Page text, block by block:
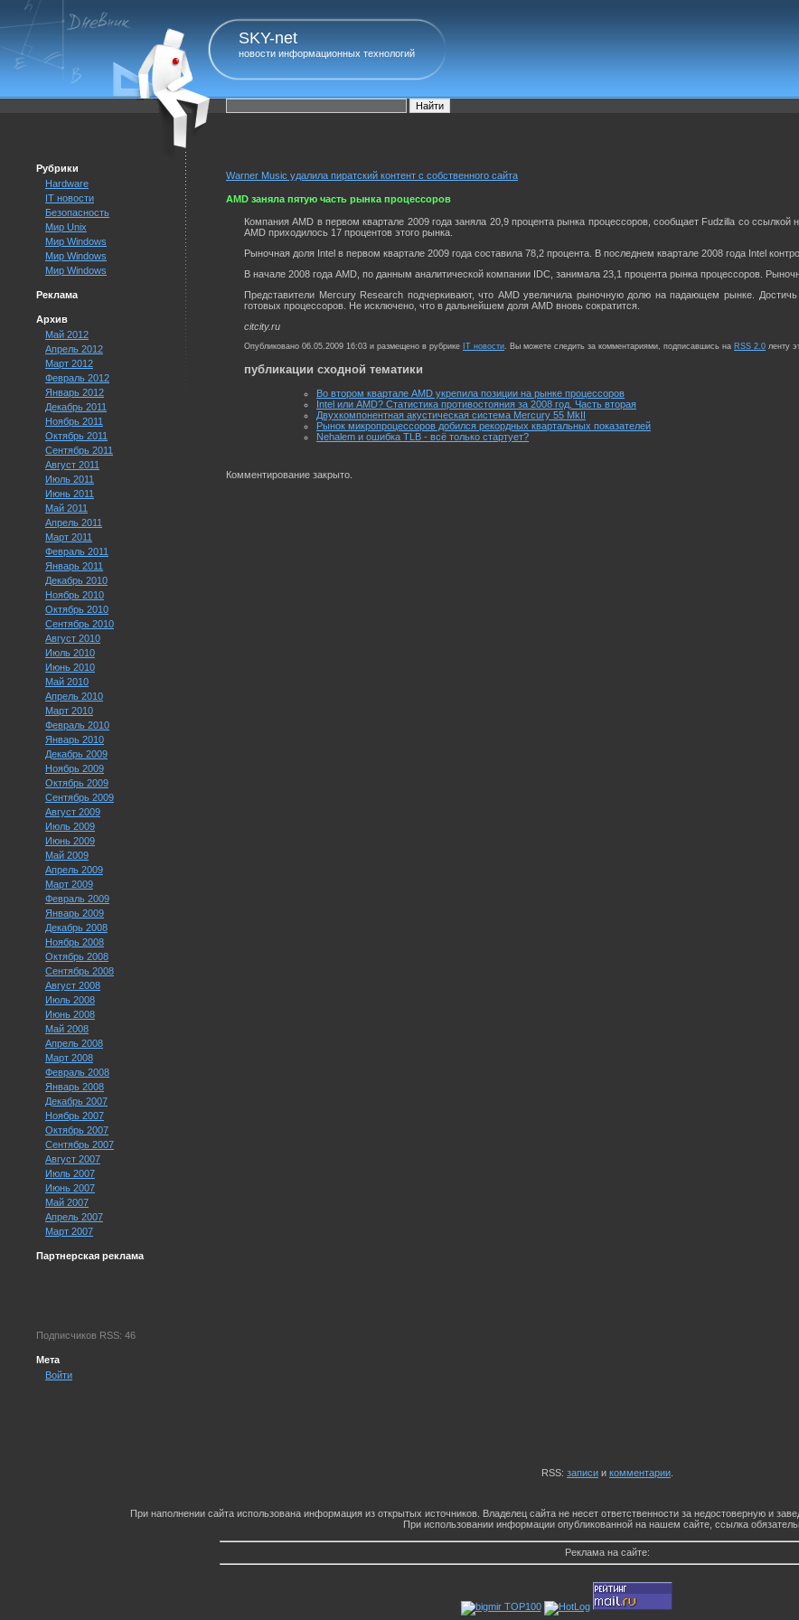
SKY-net
новости информационных технологий
Рубрики
Hardware
IT новости
Безопасность
Мир Unix
Мир Windows
Мир Windows
Мир Windows
Реклама
Архив
Май 2012
Апрель 2012
Март 2012
Февраль 2012
Январь 2012
Декабрь 2011
Ноябрь 2011
Октябрь 2011
Сентябрь 2011
Август 2011
Июль 2011
Июнь 2011
Май 2011
Апрель 2011
Март 2011
Февраль 2011
Январь 2011
Декабрь 2010
Ноябрь 2010
Октябрь 2010
Сентябрь 2010
Август 2010
Июль 2010
Июнь 2010
Май 2010
Апрель 2010
Март 2010
Февраль 2010
Январь 2010
Декабрь 2009
Ноябрь 2009
Октябрь 2009
Сентябрь 2009
Август 2009
Июль 2009
Июнь 2009
Май 2009
Апрель 2009
Март 2009
Февраль 2009
Январь 2009
Декабрь 2008
Ноябрь 2008
Октябрь 2008
Сентябрь 2008
Август 2008
Июль 2008
Июнь 2008
Май 2008
Апрель 2008
Март 2008
Февраль 2008
Январь 2008
Декабрь 2007
Ноябрь 2007
Октябрь 2007
Сентябрь 2007
Август 2007
Июль 2007
Июнь 2007
Май 2007
Апрель 2007
Март 2007
Партнерская реклама
Подписчиков RSS: 46
Мета
Войти
Warner Music удалила пиратский контент с собственного сайта
AMD заняла пятую часть рынка процессоров
Компания AMD в первом квартале 2009 года заняла 20,9 процента рынка процессоров, сообщает Fudzilla со
AMD приходилось 17 процентов этого рынка.
Рыночная доля Intel в первом квартале 2009 года составила 78,2 процента. В последнем квартале 2008 года Intel
В начале 2008 года AMD, по данным аналитической компании IDC, занимала 23,1 процента рынка процессоров.
Представители Mercury Research подчеркивают, что AMD увеличила рыночную долю на падающем рынке.
готовых процессоров. Не исключено, что в дальнейшем доля AMD вновь сократится.
citcity.ru
Опубликовано 06.05.2009 16:03 и размещено в рубрике IT новости. Вы можете следить за комментариями, подписавшись на RSS 2.0 ленту
публикации сходной тематики
Во втором квартале AMD укрепила позиции на рынке процессоров
Intel или AMD? Статистика противостояния за 2008 год. Часть вторая
Двухкомпонентная акустическая система Mercury 55 MkII
Рынок микропроцессоров добился рекордных квартальных показателей
Nehalem и ошибка TLB - всё только стартует?
Комментирование закрыто.
RSS: записи и комментарии
При наполнении сайта использована информация из открытых источников. Владелец сайта не несет ответственности за недостоверную и
При использовании информации опубликованной на нашем сайте, ссылка
Реклама на сайте: